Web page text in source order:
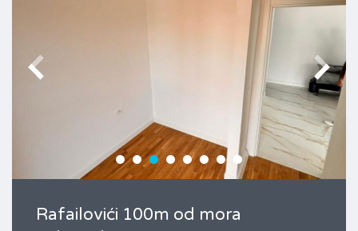
Rafailovići 100m od mora